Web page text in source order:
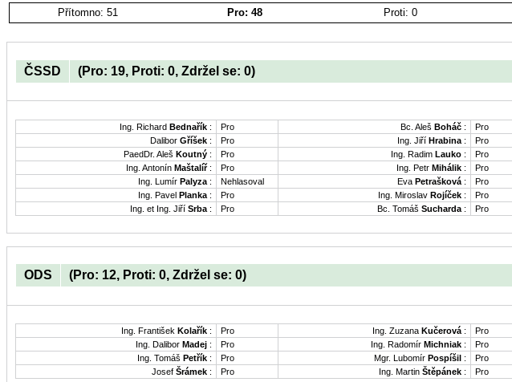
Přítomno: 51 Pro: 48 Proti: 0
ČSSD (Pro: 19, Proti: 0, Zdržel se: 0)
Ing. Richard Bednařík : Pro Bc. Aleš Boháč : Pro
Dalibor Gříšek : Pro Ing. Jiří Hrabina : Pro
PaedDr. Aleš Koutný : Pro Ing. Radim Lauko : Pro
Ing. Antonín Maštalíř: Pro Ing. Petr Mihálik : Pro
Ing. Lumír Palyza : Nehlasoval Eva Petrašková : Pro
Ing. Pavel Planka : Pro Ing. Miroslav Rojíček : Pro
Ing. et Ing. Jiří Srba : Pro Bc. Tomáš Sucharda : Pro
ODS (Pro: 12, Proti: 0, Zdržel se: 0)
Ing. František Kolařík : Pro Ing. Zuzana Kučerová: Pro
Ing. Dalibor Madej : Pro Ing. Radomír Michniak : Pro
Ing. Tomáš Petřík : Pro Mgr. Lubomír Pospíšil : Pro
Josef Šrámek : Pro Ing. Martin Štěpánek : Pro